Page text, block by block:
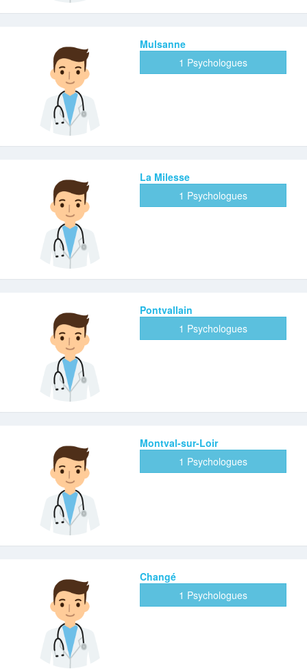
Mulsanne
1 Psychologues
La Milesse
1 Psychologues
Pontvallain
1 Psychologues
Montval-sur-Loir
1 Psychologues
Changé
1 Psychologues